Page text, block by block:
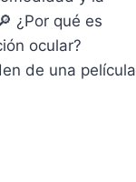
¿Por qué es
ocular?
de una película